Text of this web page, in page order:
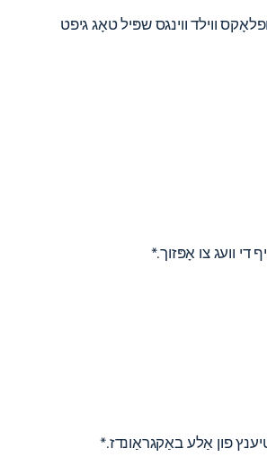
ווילד ווינגס שפּיל טאָג גיפט
וועג צו אָפּזוך.*
פון אַלע באַקגראַונדז.*